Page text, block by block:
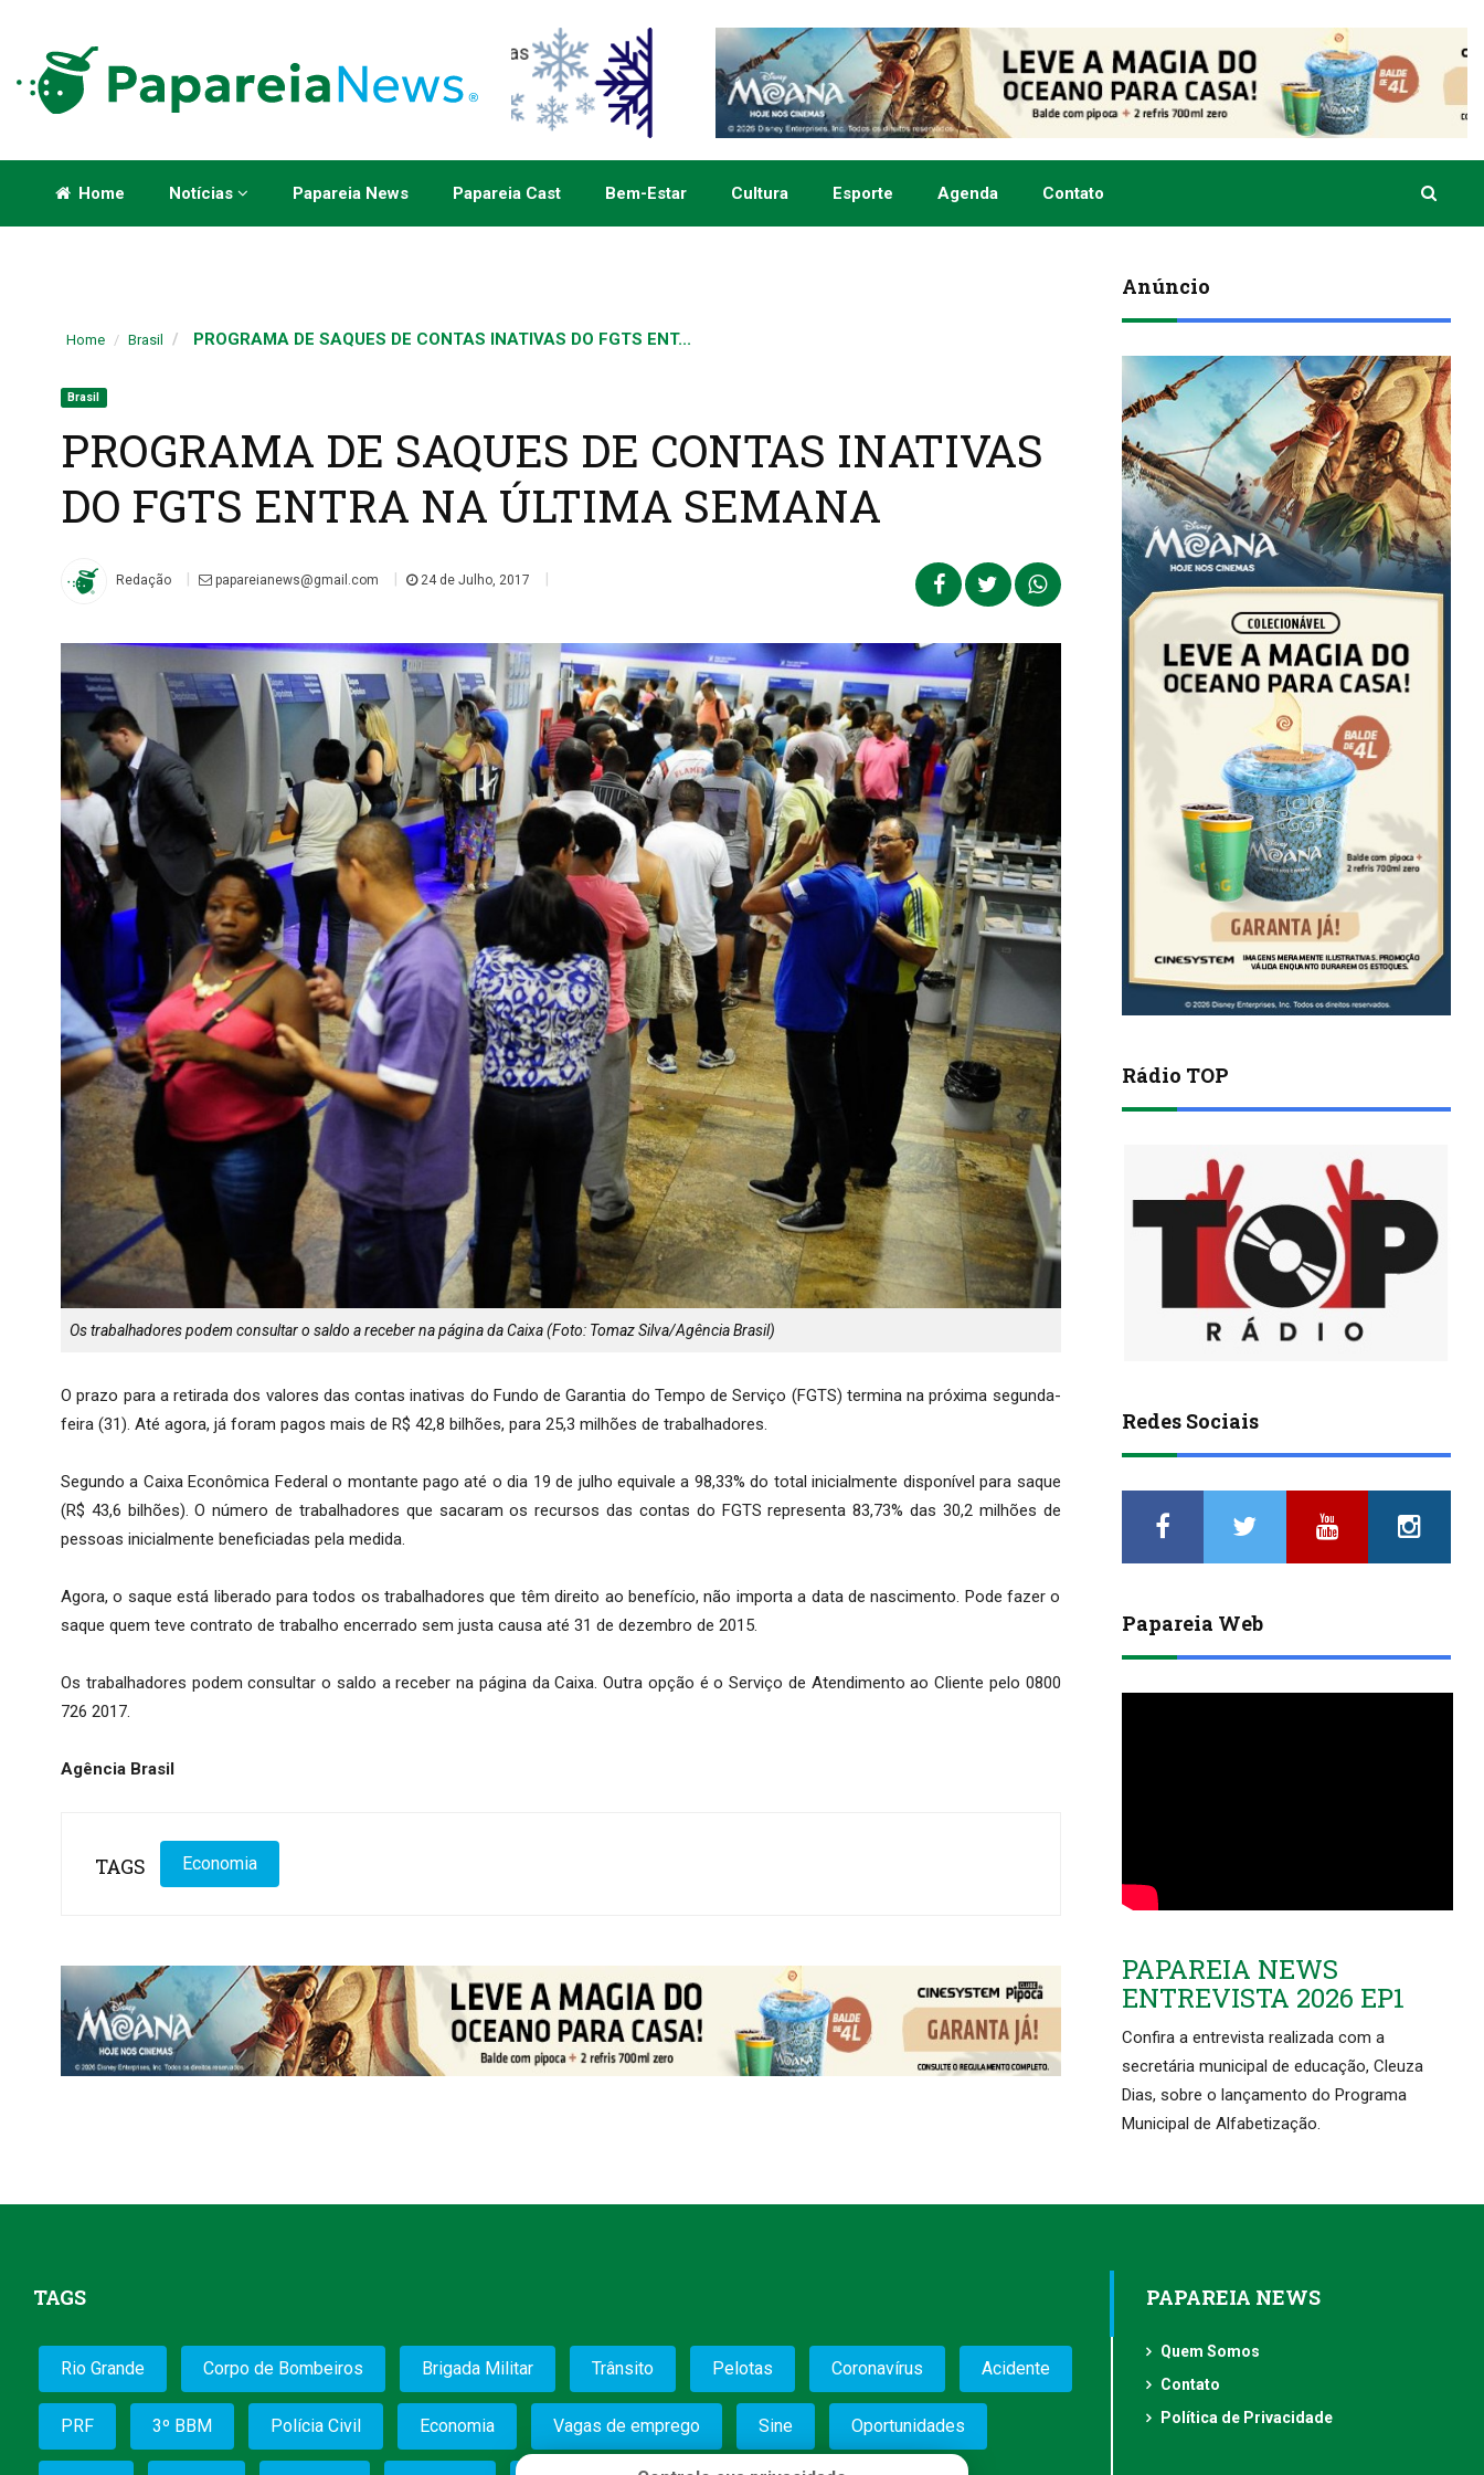
Home Notícias Papareia News Papareia Cast Bem-Estar Cultura Esporte Agenda Contato
Home Brasil PROGRAMA DE SAQUES DE CONTAS INATIVAS DO FGTS ENT...
Brasil
PROGRAMA DE SAQUES DE CONTAS INATIVAS
DO FGTS ENTRA NA ÚLTIMA SEMANA
Redação | papareianews@gmail.com | 24 de Julho, 2017 |
Os trabalhadores podem consultar o saldo a receber na página da Caixa (Foto: Tomaz Silva/Agência Brasil)
O prazo para a retirada dos valores das contas inativas do Fundo de Garantia do Tempo de Serviço (FGTS) termina na próxima segunda-
feira (31). Até agora, já foram pagos mais de R$ 42,8 bilhões, para 25,3 milhões de trabalhadores.
Segundo a Caixa Econômica Federal o montante pago até o dia 19 de julho equivale a 98,33% do total inicialmente disponível para saque
(R$ 43,6 bilhões). O número de trabalhadores que sacaram os recursos das contas do FGTS representa 83,73% das 30,2 milhões de
pessoas inicialmente beneficiadas pela medida.
Agora, o saque está liberado para todos os trabalhadores que têm direito ao benefício, não importa a data de nascimento. Pode fazer o
saque quem teve contrato de trabalho encerrado sem justa causa até 31 de dezembro de 2015.
Os trabalhadores podem consultar o saldo a receber na página da Caixa. Outra opção é o Serviço de Atendimento ao Cliente pelo 0800
726 2017.
Agência Brasil
TAGS Economia
Anúncio
Rádio TOP
Redes Sociais
Papareia Web
PAPAREIA NEWS
ENTREVISTA 2026 EP1
Confira a entrevista realizada com a
secretária municipal de educação, Cleuza
Dias, sobre o lançamento do Programa
Municipal de Alfabetização.
TAGS
Rio Grande Corpo de Bombeiros Brigada Militar Trânsito Pelotas Coronavírus Acidente
PRF 3º BBM Polícia Civil Economia Vagas de emprego Sine Oportunidades
PAPAREIA NEWS
Quem Somos
Contato
Política de Privacidade